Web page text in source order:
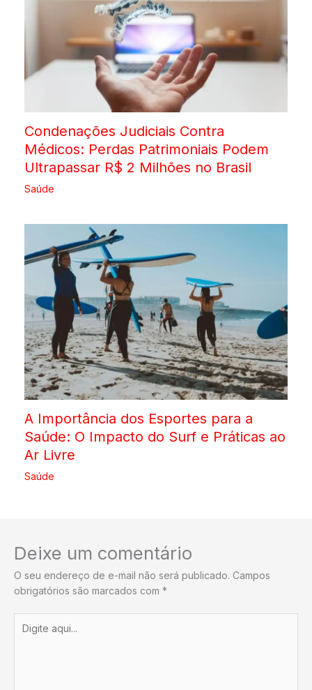
Condenações Judiciais Contra
Médicos: Perdas Patrimoniais Podem
Ultrapassar R$ 2 Milhões no Brasil
Saúde
A Importância dos Esportes para a
Saúde: O Impacto do Surf e Práticas ao
Ar Livre
Saúde
Deixe um comentário
O seu endereço de e-mail não será publicado. Campos
obrigatórios são marcados com *
aqui...